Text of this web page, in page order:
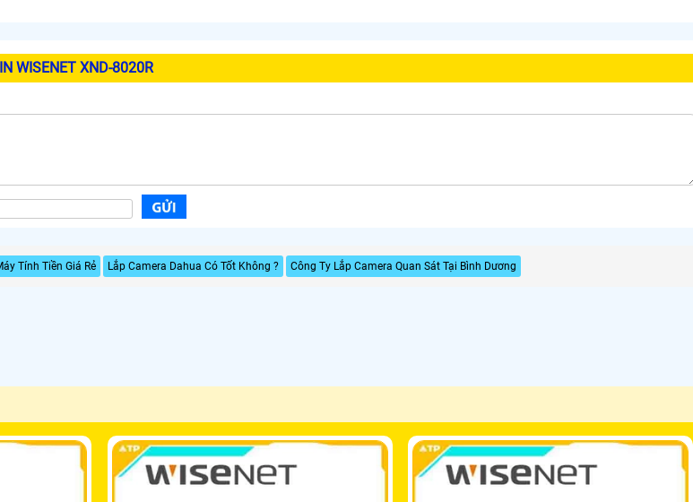
WISENET XND-8020R
Tính Tiền Giá Rẻ Lắp Camera Dahua Có Tốt Không ? Công Ty Lắp Camera Quan Sát Tại Bình Dương